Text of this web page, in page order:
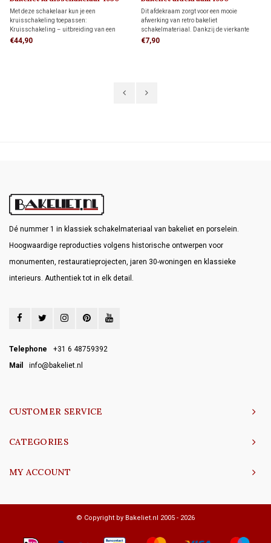
Met deze schakelaar kun je een
kruisschakeling toepassen:
Kruisschakeling – uitbreiding van een
wisselschakeling waarmee een lamp of
€44,90
Dit afdekraam zorgt voor een mooie
afwerking van retro bakeliet
schakelmateriaal. Dankzij de vierkante
vorm biedt het meer dekking rondom de
€7,90
Dé nummer 1 in klassiek schakelmateriaal van bakeliet en porselein.
Hoogwaardige reproducties volgens historische ontwerpen voor
monumenten, restauratieprojecten, jaren 30-woningen en klassieke
interieurs. Authentiek tot in elk detail.
Telephone
+31 6 48759392
Mail
info@bakeliet.nl
CUSTOMER SERVICE
CATEGORIES
MY ACCOUNT
© Copyright by Bakeliet.nl 2005 - 2026